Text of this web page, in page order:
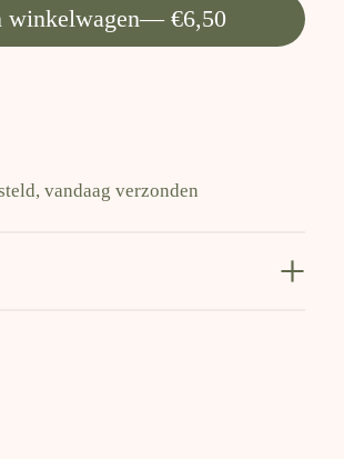
winkelwagen — €6,50
vandaag verzonden